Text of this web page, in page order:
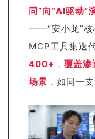
同”向“AI驱动”
——“安小龙”核
MCP工具集迭
400+ ，覆盖渗
场景 ，如同一